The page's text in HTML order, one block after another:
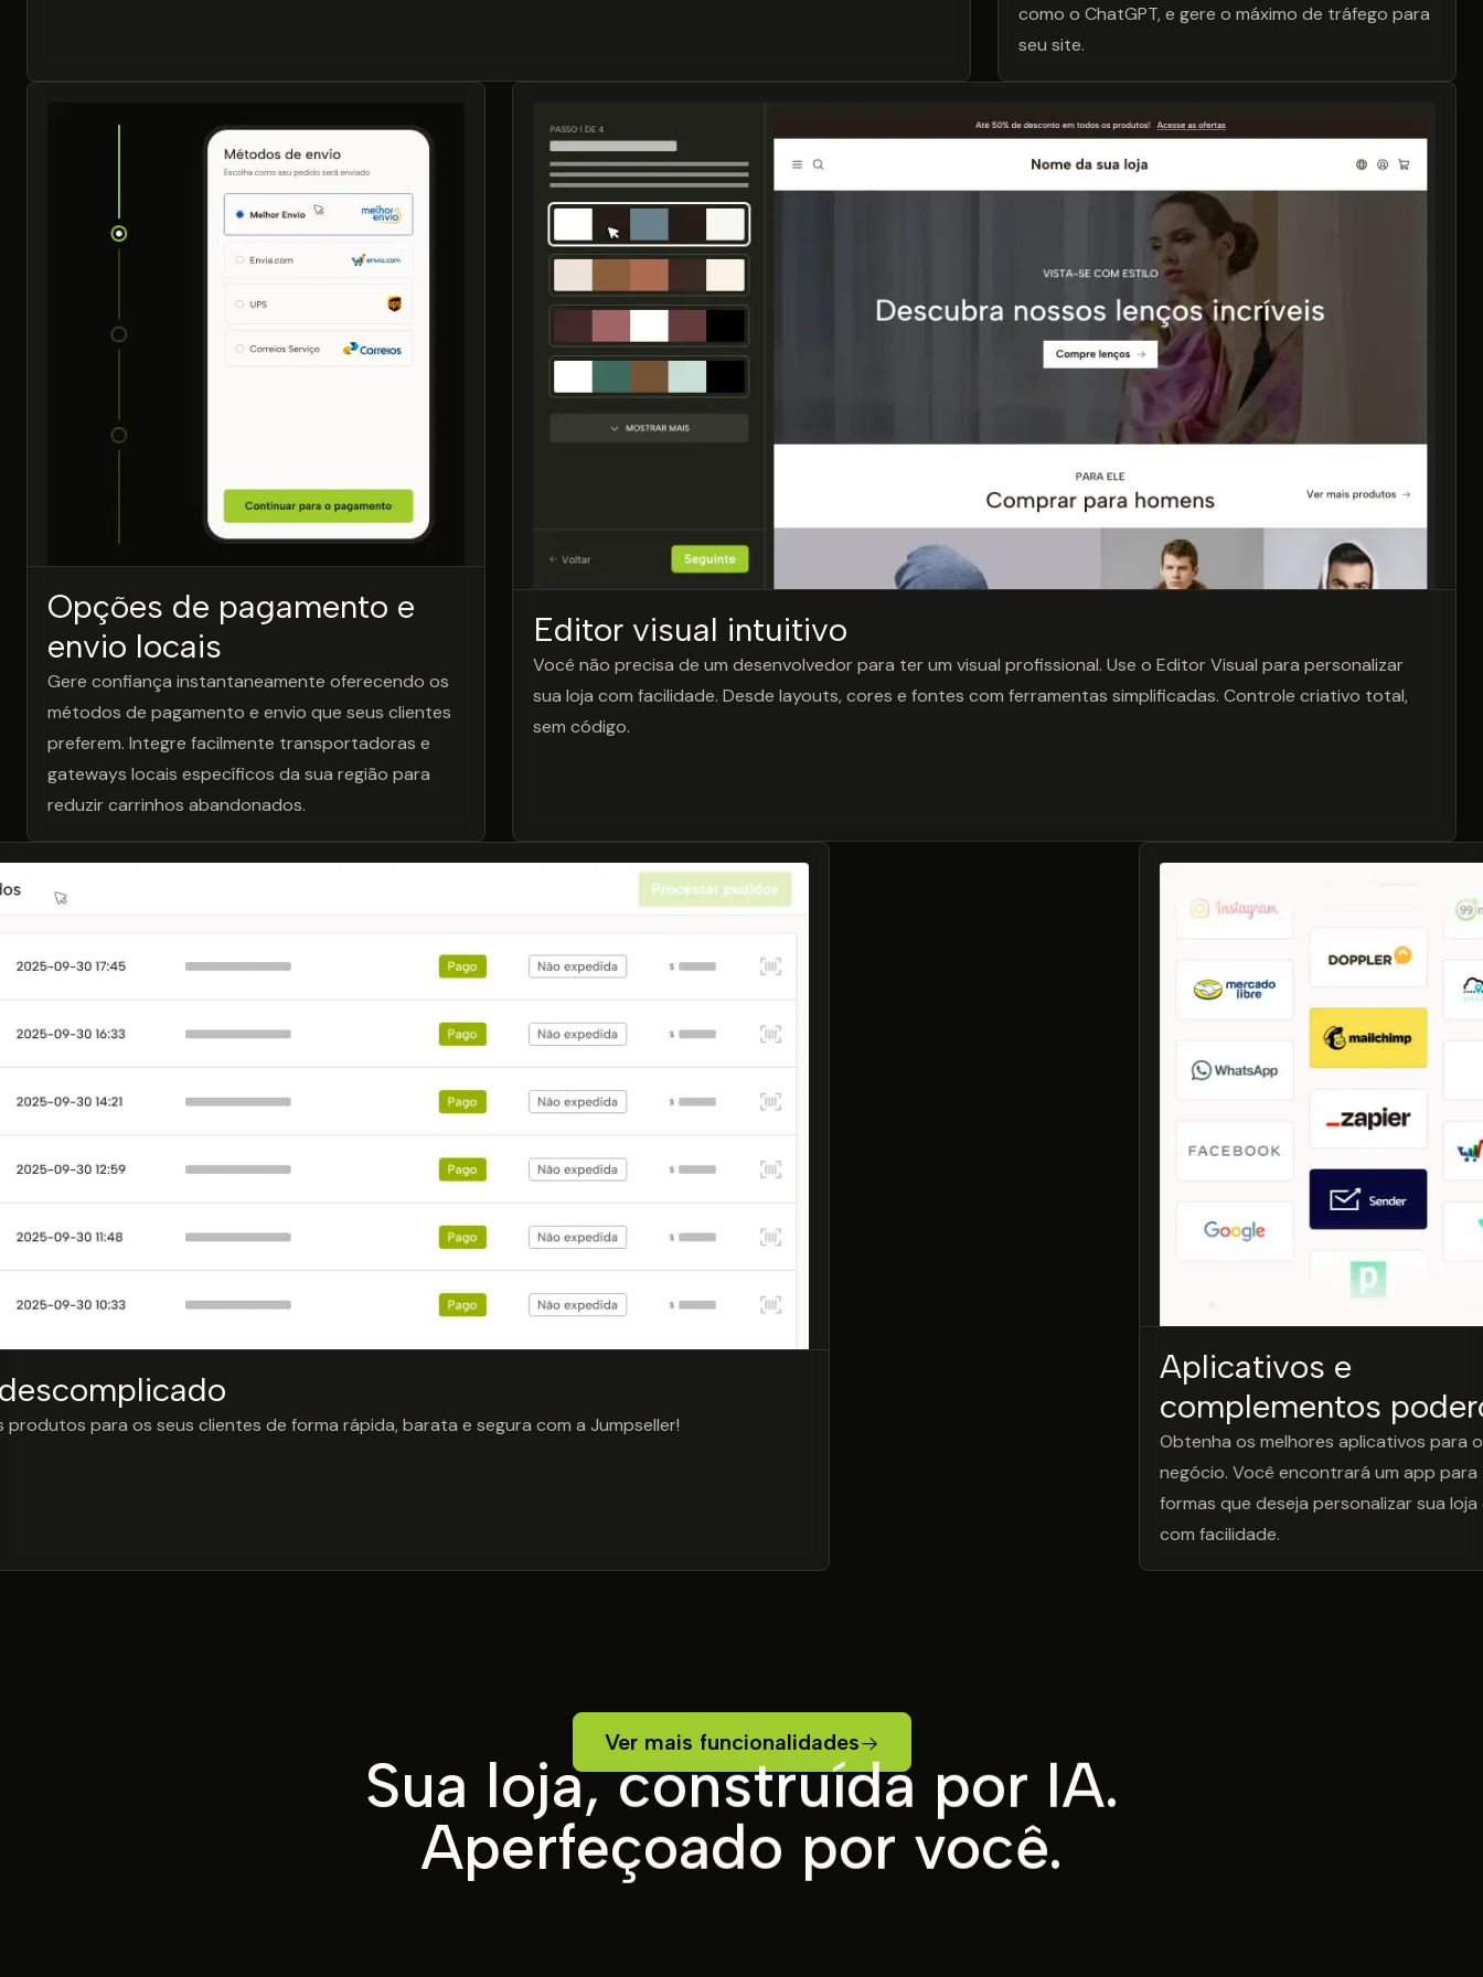
realidade.
A plataforma tudo-em-um para lançar sua loja e conectar
com clientes em todo lugar.
Criar Loja
Comece seu teste grátis de 7 dias. Sem necessidade de cartão de crédito.
como o ChatGPT, e gere o máximo de tráfego para
seu site.
Opções de pagamento e
envio locais
Gere confiança instantaneamente oferecendo os
métodos de pagamento e envio que seus clientes
preferem. Integre facilmente transportadoras e
gateways locais específicos da sua região para
reduzir carrinhos abandonados.
Editor visual intuitivo
Você não precisa de um desenvolvedor para ter um visual profissional. Use o Editor Visual para personalizar
sua loja com facilidade. Desde layouts, cores e fontes com ferramentas simplificadas. Controle criativo total,
sem código.
produtos para os seus clientes de forma rápida, barata e segura com a Jumpseller!
Aplicativos e
complementos
Obtenha os melhores aplicativos para
negócio. Você encontrará um app
formas que deseja personalizar sua
com facilidade.
Ver mais funcionalidades
Sua loja, construída por IA.
Aperfeçoado por você.